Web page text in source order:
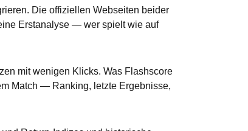
Die offiziellen Webseiten beider
Erstanalyse — wer spielt wie auf
mit wenigen Klicks. Was Flashscore
Match — Ranking, letzte Ergebnisse,